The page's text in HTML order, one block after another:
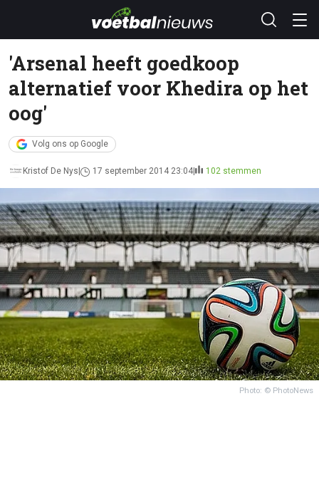
'Arsenal heeft goedkoop
alternatief voor Khedira op het
oog'
Volg ons op Google
Kristof De Nys 17 september 2014 23:04 102 stemmen
Photo: © PhotoNews